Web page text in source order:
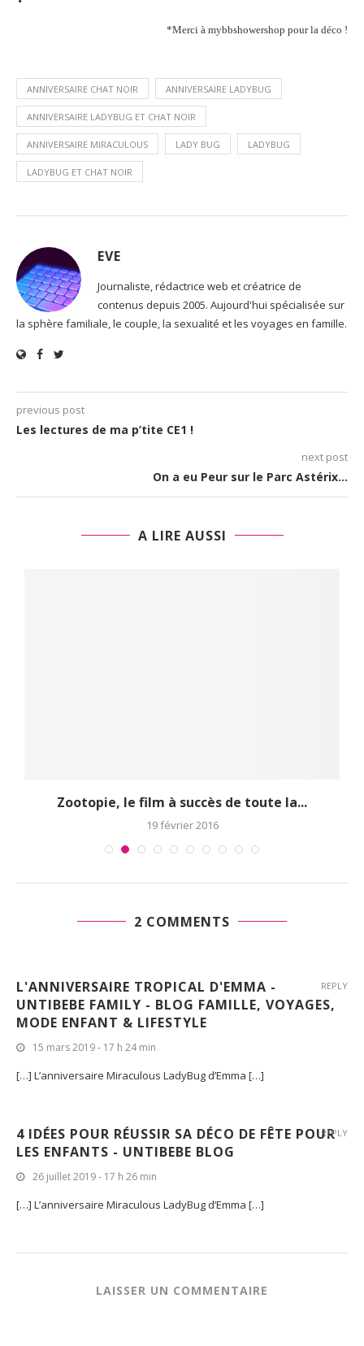
*Merci à mybbshowershop pour la déco !
ANNIVERSAIRE CHAT NOIR ANNIVERSAIRE LADYBUG
ANNIVERSAIRE LADYBUG ET CHAT NOIR
ANNIVERSAIRE MIRACULOUS LADY BUG LADYBUG
LADYBUG ET CHAT NOIR
EVE
Journaliste, rédactrice web et créatrice de
contenus depuis 2005. Aujourd'hui spécialisée sur
la sphère familiale, le couple, la sexualité et les voyages en famille.
previous post
Les lectures de ma p’tite CE1 !
next post
On a eu Peur sur le Parc Astérix…
A LIRE AUSSI
Zootopie, le film à succès de toute la...
19 février 2016
2 COMMENTS
L'ANNIVERSAIRE TROPICAL D'EMMA -
UNTIBEBE FAMILY - BLOG FAMILLE, VOYAGES,
MODE ENFANT & LIFESTYLE
15 mars 2019 - 17 h 24 min
[…] L’anniversaire Miraculous LadyBug d’Emma […]
REPLY
4 IDÉES POUR RÉUSSIR SA DÉCO DE FÊTE POUR
LES ENFANTS - UNTIBEBE BLOG
26 juillet 2019 - 17 h 26 min
[…] L’anniversaire Miraculous LadyBug d’Emma […]
REPLY
LAISSER UN COMMENTAIRE